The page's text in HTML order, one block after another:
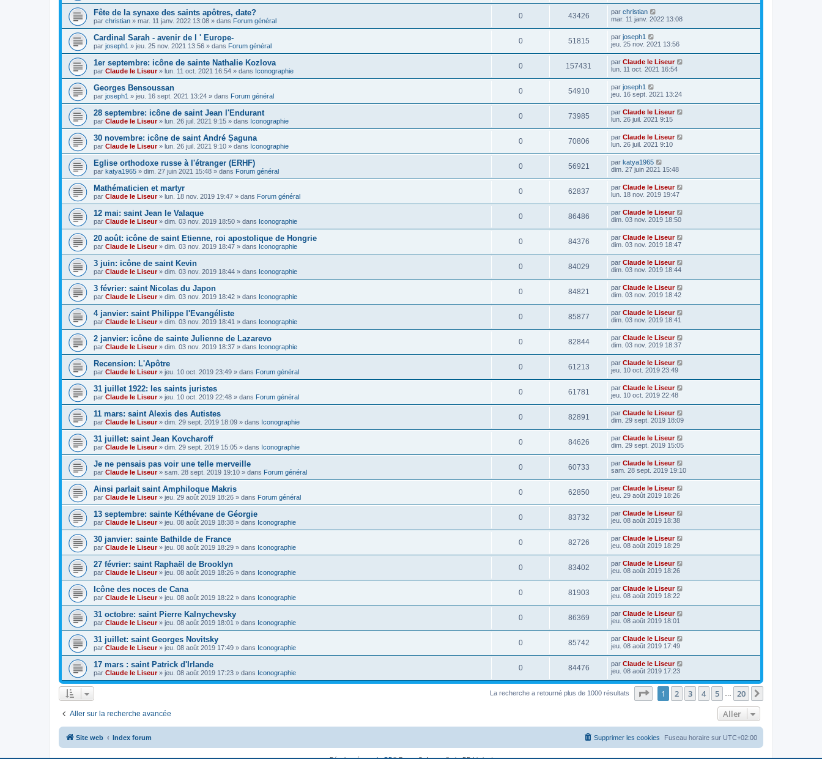
Fête de la synaxe des saints apôtres, date?
par christian » mar. 11 janv. 2022 13:08 » dans Forum général
0 43426 par christian
mar. 11 janv. 2022 13:08
Cardinal Sarah - avenir de l ' Europe-
par joseph1 » jeu. 25 nov. 2021 13:56 » dans Forum général
0 51815 par joseph1
jeu. 25 nov. 2021 13:56
1er septembre: icône de sainte Nathalie Kozlova
par Claude le Liseur» lun. 11 oct. 2021 16:54 » dans Iconographie
0 157431 par Claude le Liseur
lun. 11 oct. 2021 16:54
Georges Bensoussan
par joseph1 » jeu. 16 sept. 2021 13:24 » dans Forum général
0 54910 par joseph1
jeu. 16 sept. 2021 13:24
28 septembre: icône de saint Jean l'Endurant
par Claude le Liseur» lun. 26 juil. 2021 9:15 » dans Iconographie
0 73985 par Claude le Liseur
lun. 26 juil. 2021 9:15
30 novembre: icône de saint André Șaguna
par Claude le Liseur» lun. 26 juil. 2021 9:10 » dans Iconographie
0 70806 par Claude le Liseur
lun. 26 juil. 2021 9:10
Eglise orthodoxe russe à l'étranger (ERHF)
par katya1965 » dim. 27 juin 2021 15:48 » dans Forum général
0 56921 par katya1965
dim. 27 juin 2021 15:48
Mathématicien et martyr
par Claude le Liseur» lun. 18 nov. 2019 19:47 » dans Forum général
0 62837 par Claude le Liseur
lun. 18 nov. 2019 19:47
12 mai: saint Jean le Valaque
par Claude le Liseur» dim. 03 nov. 2019 18:50 » dans Iconographie
0 86486 par Claude le Liseur
dim. 03 nov. 2019 18:50
20 août: icône de saint Etienne, roi apostolique de Hongrie
par Claude le Liseur» dim. 03 nov. 2019 18:47 » dans Iconographie
0 84376 par Claude le Liseur
dim. 03 nov. 2019 18:47
3 juin: icône de saint Kevin
par Claude le Liseur» dim. 03 nov. 2019 18:44 » dans Iconographie
0 84029 par Claude le Liseur
dim. 03 nov. 2019 18:44
3 février: saint Nicolas du Japon
par Claude le Liseur» dim. 03 nov. 2019 18:42 » dans Iconographie
0 84821 par Claude le Liseur
dim. 03 nov. 2019 18:42
4 janvier: saint Philippe l'Evangéliste
par Claude le Liseur» dim. 03 nov. 2019 18:41 » dans Iconographie
0 85877 par Claude le Liseur
dim. 03 nov. 2019 18:41
2 janvier: icône de sainte Julienne de Lazarevo
par Claude le Liseur» dim. 03 nov. 2019 18:37 » dans Iconographie
0 82844 par Claude le Liseur
dim. 03 nov. 2019 18:37
Recension: L'Apôtre
par Claude le Liseur» jeu. 10 oct. 2019 23:49 » dans Forum général
0 61213 par Claude le Liseur
jeu. 10 oct. 2019 23:49
31 juillet 1922: les saints juristes
par Claude le Liseur» jeu. 10 oct. 2019 22:48 » dans Forum général
0 61781 par Claude le Liseur
jeu. 10 oct. 2019 22:48
11 mars: saint Alexis des Autistes
par Claude le Liseur» dim. 29 sept. 2019 18:09 » dans Iconographie
0 82891 par Claude le Liseur
dim. 29 sept. 2019 18:09
31 juillet: saint Jean Kovcharoff
par Claude le Liseur» dim. 29 sept. 2019 15:05 » dans Iconographie
0 84626 par Claude le Liseur
dim. 29 sept. 2019 15:05
Je ne pensais pas voir une telle merveille
par Claude le Liseur» sam. 28 sept. 2019 19:10 » dans Forum général
0 60733 par Claude le Liseur
sam. 28 sept. 2019 19:10
Ainsi parlait saint Amphiloque Makris
par Claude le Liseur» jeu. 29 août 2019 18:26 » dans Forum général
0 62850 par Claude le Liseur
jeu. 29 août 2019 18:26
13 septembre: sainte Kéthévane de Géorgie
par Claude le Liseur» jeu. 08 août 2019 18:38 » dans Iconographie
0 83732 par Claude le Liseur
jeu. 08 août 2019 18:38
30 janvier: sainte Bathilde de France
par Claude le Liseur» jeu. 08 août 2019 18:29 » dans Iconographie
0 82726 par Claude le Liseur
jeu. 08 août 2019 18:29
27 février: saint Raphaël de Brooklyn
par Claude le Liseur» jeu. 08 août 2019 18:26 » dans Iconographie
0 83402 par Claude le Liseur
jeu. 08 août 2019 18:26
Icône des noces de Cana
par Claude le Liseur» jeu. 08 août 2019 18:22 » dans Iconographie
0 81903 par Claude le Liseur
jeu. 08 août 2019 18:22
31 octobre: saint Pierre Kalnychevsky
par Claude le Liseur» jeu. 08 août 2019 18:01 » dans Iconographie
0 86369 par Claude le Liseur
jeu. 08 août 2019 18:01
31 juillet: saint Georges Novitsky
par Claude le Liseur» jeu. 08 août 2019 17:49 » dans Iconographie
0 85742 par Claude le Liseur
jeu. 08 août 2019 17:49
17 mars : saint Patrick d'Irlande
par Claude le Liseur» jeu. 08 août 2019 17:23 » dans Iconographie
0 84476 par Claude le Liseur
jeu. 08 août 2019 17:23
La recherche a retourné plus de 1000 résultats Page sur20
1 2 3 4 5 20
Aller sur la recherche avancée Aller
Site web Index forum Fuseau horaire sur UTC+02:00
Supprimer les cookies